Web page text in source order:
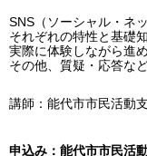
SNS（ソーシャル・ネ
それぞれの特性と基礎
実際に体験しながら進
その他、質疑・応答な
講師：能代市市民活動
申込み：能代市市民活